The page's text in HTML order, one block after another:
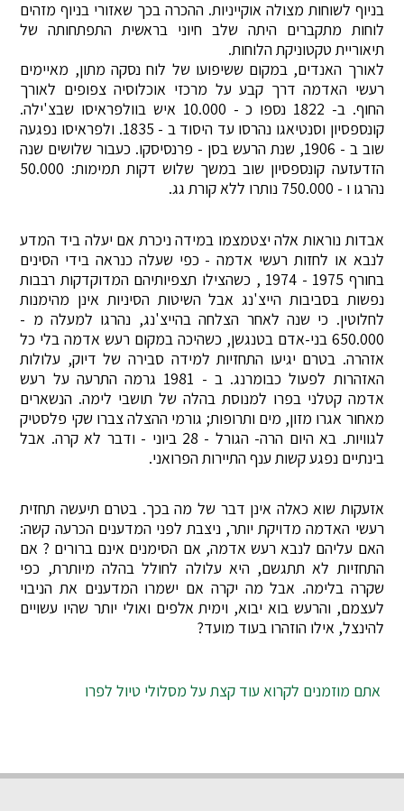
בניוף לשוחות מצולה אוקייניות. ההכרה בכך שאזורי בניוף מזהים
לוחות מתקברים היתה שלב חיוני בראשית התפתחותה של
תיאוריית טקטוניקת הלוחות.
לאורך האנדים, במקום ששיפועו של לוח נסקה מתון, מאיימים
רעשי האדמה דרך קבע על מרכזי אוכלוסיה צפופים לאורך
החוף. ב- 1822 נספו כ - 10.000 איש בוולפראיסו שבצ'ילה.
קונספסיון וסנטיאגו נהרסו עד היסוד ב - 1835. ולפראיסו נפגעה
שוב ב - 1906, שנת הרעש בסן - פרנסיסקו. כעבור שלושים שנה
הזדעזעה קונספסיון שוב במשך שלוש דקות תמימות: 50.000
נהרגו ו - 750.000 נותרו ללא קורת גג.
אבדות נוראות אלה יצטמצמו במידה ניכרת אם יעלה ביד המדע
לנבא או לחזות רעשי אדמה - כפי שעלה כנראה בידי הסינים
בחורף 1975 - 1974 , כשהצילו תצפיותיהם המדוקדקות רבבות
נפשות בסביבות הייצ'נג אבל השיטות הסיניות אינן מהימנות
לחלוטין. כי שנה לאחר הצלחה בהייצ'נג, נהרגו למעלה מ -
650.000 בני-אדם בטנגשן, כשהיכה במקום רעש אדמה בלי כל
אזהרה. בטרם יגיעו התחזיות למידה סבירה של דיוק, עלולות
האזהרות לפעול כבומרנג. ב - 1981 גרמה התרעה על רעש
אדמה קטלני בפרו למנוסת בהלה של תושבי לימה. הנשארים
מאחור אגרו מזון, מים ותרופות; גורמי ההצלה צברו שקי פלסטיק
לגוויות. בא היום הרה- הגורל - 28 ביוני - ודבר לא קרה. אבל
בינתיים נפגע קשות ענף התיירות הפרואני.
אזעקות שוא כאלה אינן דבר של מה בכך. בטרם תיעשה תחזית
רעשי האדמה מדויקת יותר, ניצבת לפני המדענים הכרעה קשה:
האם עליהם לנבא רעש אדמה, אם הסימנים אינם ברורים ? אם
התחזיות לא תתגשם, היא עלולה לחולל בהלה מיותרת, כפי
שקרה בלימה. אבל מה יקרה אם ישמרו המדענים את הניבוי
לעצמם, והרעש בוא יבוא, וימית אלפים ואולי יותר שהיו עשויים
להינצל, אילו הוזהרו בעוד מועד?
אתם מוזמנים לקרוא עוד קצת על מסלולי טיול לפרו